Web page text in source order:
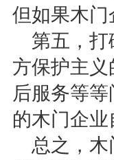
但如果木
第五，
方保护主
后服务等
的木门企
总之，